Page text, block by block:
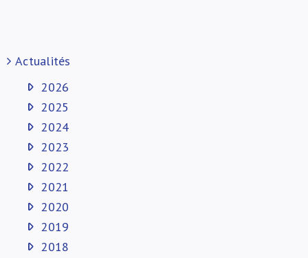
Actualités
2026
2025
2024
2023
2022
2021
2020
2019
2018